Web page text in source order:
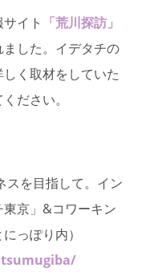
イト 「荒川探訪」
した。イデタチの
く取材をしていた
ださい。
スを目指して。イン
京」&コワーキン
っぽり内）